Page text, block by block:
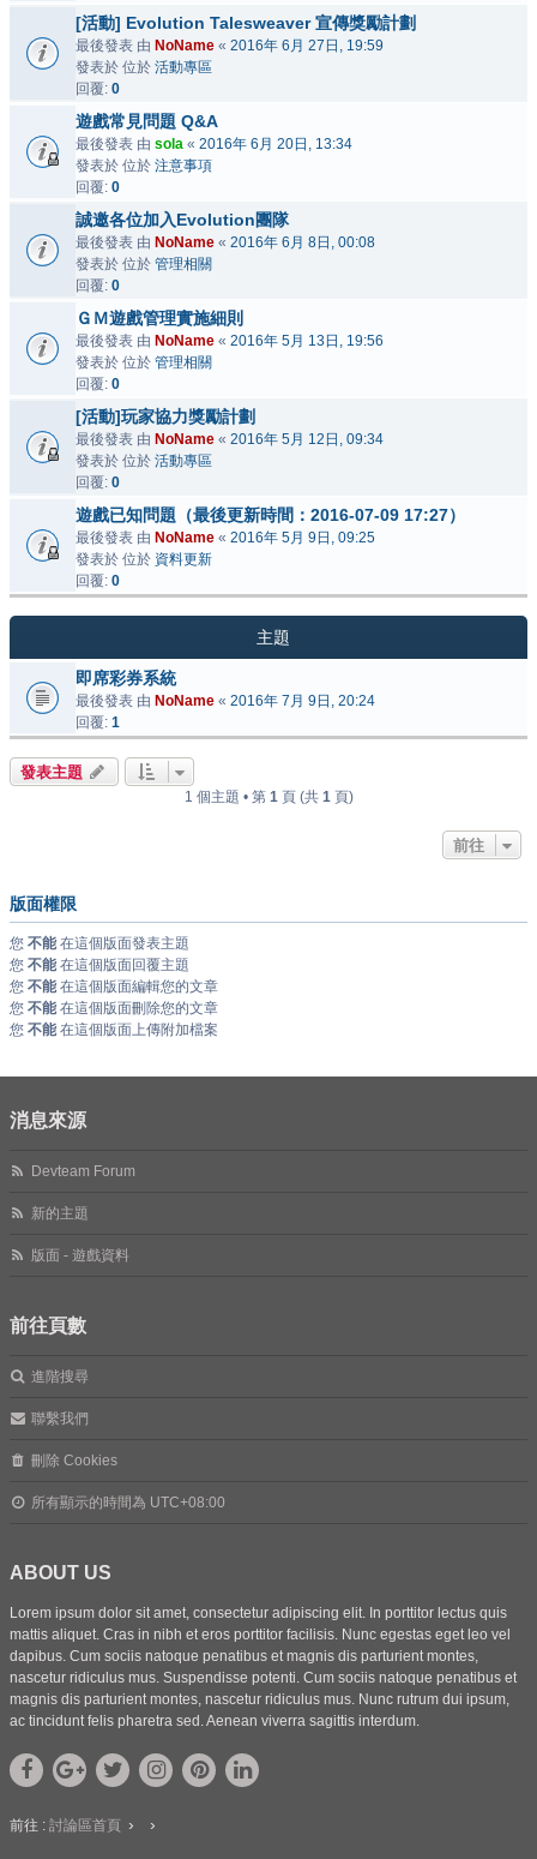
[活動] Evolution Talesweaver 宣傳獎勵計劃
最後發表 由 NoName « 2016年 6月 27日, 19:59
發表於 位於 活動專區
回覆: 0
遊戲常見問題 Q&A
最後發表 由 sola « 2016年 6月 20日, 13:34
發表於 位於 注意事項
回覆: 0
誠邀各位加入Evolution團隊
最後發表 由 NoName « 2016年 6月 8日, 00:08
發表於 位於 管理相關
回覆: 0
ＧＭ遊戲管理實施細則
最後發表 由 NoName « 2016年 5月 13日, 19:56
發表於 位於 管理相關
回覆: 0
[活動]玩家協力獎勵計劃
最後發表 由 NoName « 2016年 5月 12日, 09:34
發表於 位於 活動專區
回覆: 0
遊戲已知問題（最後更新時間：2016-07-09 17:27）
最後發表 由 NoName « 2016年 5月 9日, 09:25
發表於 位於 資料更新
回覆: 0
主題
即席彩券系統
最後發表 由 NoName « 2016年 7月 9日, 20:24
回覆: 1
發表主題
1 個主題 • 第 1頁 (共 1頁)
前往
版面權限
您 不能在這個版面發表主題
您 不能在這個版面回覆主題
您 不能在這個版面編輯您的文章
您 不能在這個版面刪除您的文章
您 不能在這個版面上傳附加檔案
消息來源
Devteam Forum
新的主題
版面 - 遊戲資料
前往頁數
進階搜尋
聯繫我們
刪除 Cookies
所有顯示的時間為 UTC+08:00
ABOUT US
Lorem ipsum dolor sit amet, consectetur adipiscing elit. In porttitor lectus quis
mattis aliquet. Cras in nibh et eros porttitor facilisis. Nunc egestas eget leo vel
dapibus. Cum sociis natoque penatibus et magnis dis parturient montes,
nascetur ridiculus mus. Suspendisse potenti. Cum sociis natoque penatibus et
magnis dis parturient montes, nascetur ridiculus mus. Nunc rutrum dui ipsum,
ac tincidunt felis pharetra sed. Aenean viverra sagittis interdum.
前往 : 討論區首頁